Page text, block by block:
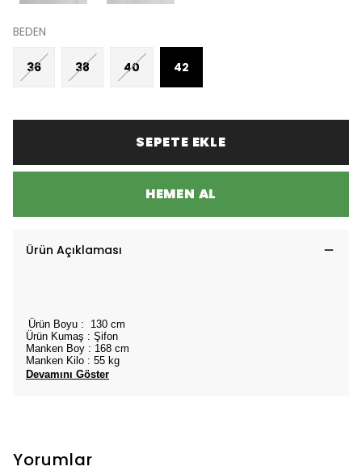
BEDEN
36 38 40 42
SEPETE EKLE
HEMEN AL
Ürün Açıklaması
Ürün Boyu : 130 cm
Ürün Kumaş : Şifon
Manken Boy : 168 cm
Manken Kilo : 55 kg
Devamını Göster
Yorumlar